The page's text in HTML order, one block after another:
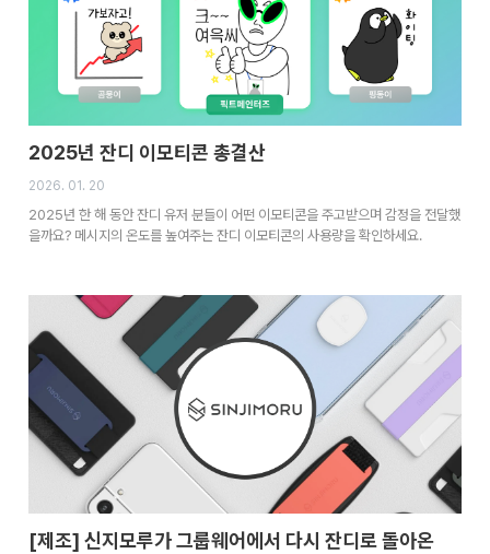
2025년 잔디 이모티콘 총결산
2026. 01. 20
2025년 한 해 동안 잔디 유저 분들이 어떤 이모티콘을 주고받으며 감정을 전달했
을까요? 메시지의 온도를 높여주는 잔디 이모티콘의 사용량을 확인하세요.
[제조] 신지모루가 그룹웨어에서 다시 잔디로 돌아온